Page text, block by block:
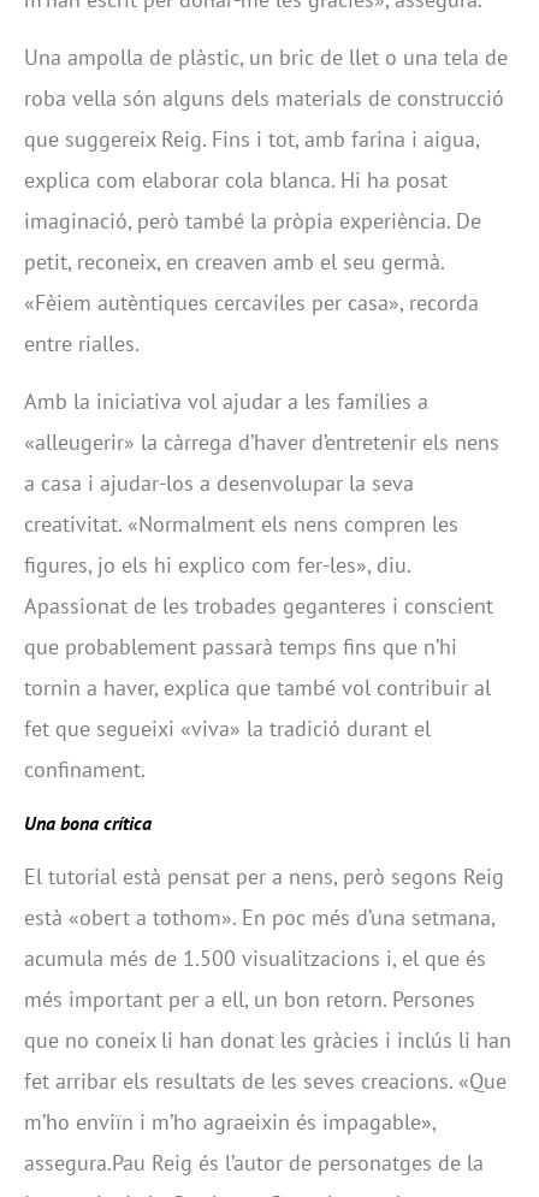
Una ampolla de plàstic, un bric de llet o una tela de
roba vella són alguns dels materials de construcció
que suggereix Reig. Fins i tot, amb farina i aigua,
explica com elaborar cola blanca. Hi ha posat
imaginació, però també la pròpia experiència. De
petit, reconeix, en creaven amb el seu germà.
«Fèiem autèntiques cercaviles per casa», recorda
entre rialles.
Amb la iniciativa vol ajudar a les famílies a
«alleugerir» la càrrega d’haver d’entretenir els nens
a casa i ajudar-los a desenvolupar la seva
creativitat. «Normalment els nens compren les
figures, jo els hi explico com fer-les», diu.
Apassionat de les trobades geganteres i conscient
que probablement passarà temps fins que n’hi
tornin a haver, explica que també vol contribuir al
fet que segueixi «viva» la tradició durant el
confinament.
Una bona crítica
El tutorial està pensat per a nens, però segons Reig
està «obert a tothom». En poc més d’una setmana,
acumula més de 1.500 visualitzacions i, el que és
més important per a ell, un bon retorn. Persones
que no coneix li han donat les gràcies i inclús li han
fet arribar els resultats de les seves creacions. «Que
m’ho enviïn i m’ho agraeixin és impagable»,
assegura.Pau Reig és l’autor de personatges de la